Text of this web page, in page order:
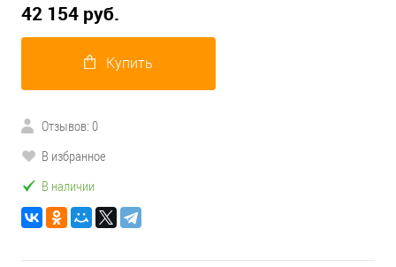
42 154 руб.
Купить
Отзывов: 0
В избранное
В наличии